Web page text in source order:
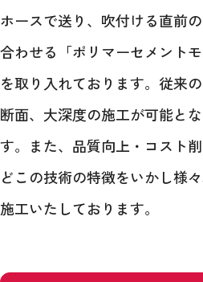
ホースで送り、吹付ける直前
合わせる「ポリマーセメント
を取り入れております。従来
断面、大深度の施工が可能と
す。また、品質向上・コスト
どこの技術の特徴をいかし様
施工いたしております。